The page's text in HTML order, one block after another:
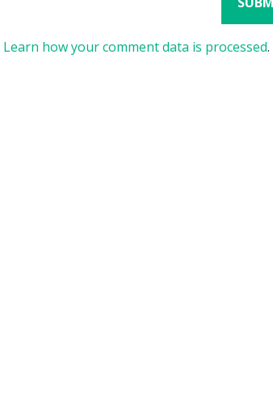
Learn how your comment data is processed.